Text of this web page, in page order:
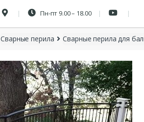
Пн-пт 9.00 – 18.00
Сварные перила Сварные перила для